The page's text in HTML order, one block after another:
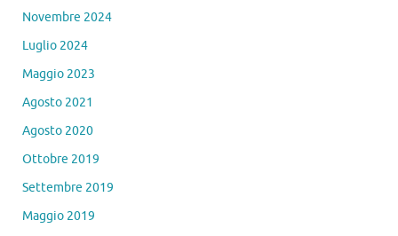
Novembre 2024
Luglio 2024
Maggio 2023
Agosto 2021
Agosto 2020
Ottobre 2019
Settembre 2019
Maggio 2019